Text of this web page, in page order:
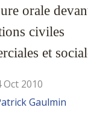
orale
civiles
et
Oct 2010
Gaulmin